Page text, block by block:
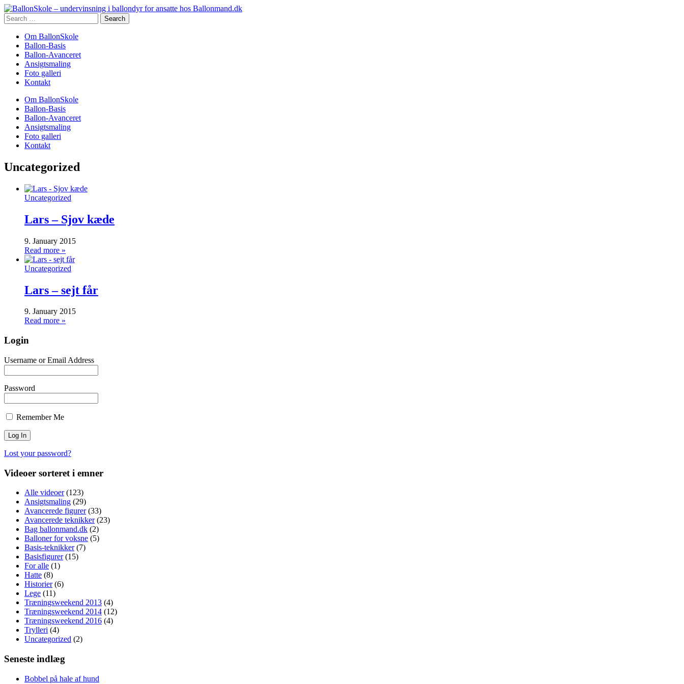
Search
for:
Om BallonSkole
Ballon-Basis
Ballon-Avanceret
Ansigtsmaling
Foto galleri
Kontakt
Om BallonSkole
Ballon-Basis
Ballon-Avanceret
Ansigtsmaling
Foto galleri
Kontakt
Uncategorized
Uncategorized
Lars – Sjov kæde
9. January 2015
Read more »
Uncategorized
Lars – sejt får
9. January 2015
Read more »
Login
Username or Email Address
Password
Remember Me
Lost your password?
Videoer sorteret i emner
Alle videoer(123)
Ansigtsmaling (29)
Avancerede figurer(33)
Avancerede teknikker(23)
Bag ballonmand.dk (2)
Balloner for voksne (5)
Basis-teknikker(7)
Basisfigurer(15)
For alle (1)
Hatte (8)
Historier(6)
Lege (11)
Træningsweekend 2013 (4)
Træningsweekend 2014 (12)
Træningsweekend 2016 (4)
Trylleri (4)
Uncategorized (2)
Seneste indlæg
Bobbel på hale af hund